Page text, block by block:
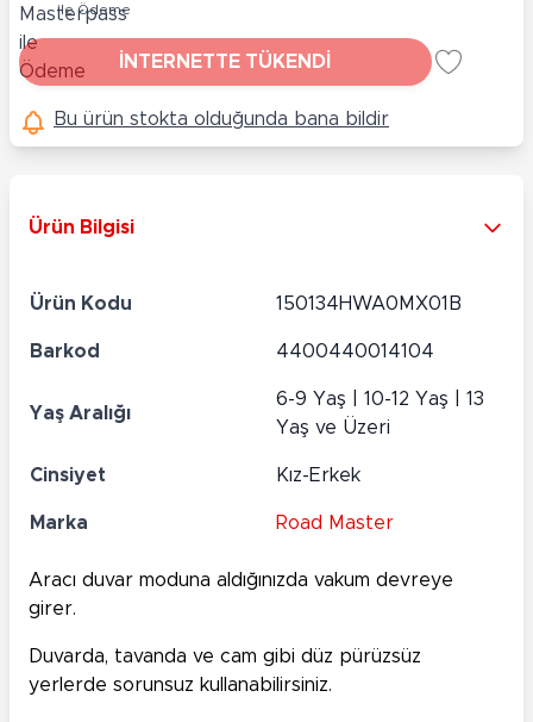
ile Ödeme
İNTERNETTE TÜKENDİ
Bu ürün stokta olduğunda bana bildir
Ürün Bilgisi
Ürün Kodu 150134HWA0MX01B
Barkod 4400440014104
Yaş Aralığı
6-9 Yaş | 10-12 Yaş | 13
Yaş ve Üzeri
Cinsiyet Kız-Erkek
Marka Road Master
Aracı duvar moduna aldığınızda vakum devreye
girer.
Duvarda, tavanda ve cam gibi düz pürüzsüz
yerlerde sorunsuz kullanabilirsiniz.